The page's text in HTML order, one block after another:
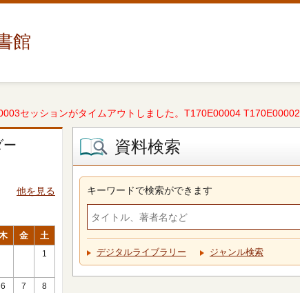
館
セッションがタイムアウトしました。T170E00004 T170E00002
ー
他を見る
金 土
1
6 7 8
資料検索
キーワードで検索ができます
デジタルライブラリー ジャンル検索